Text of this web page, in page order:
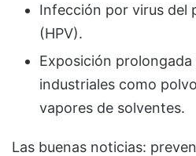
Infección por virus del
(HPV).
Exposición prolongada
industriales como
vapores de solventes.
Las buenas noticias: